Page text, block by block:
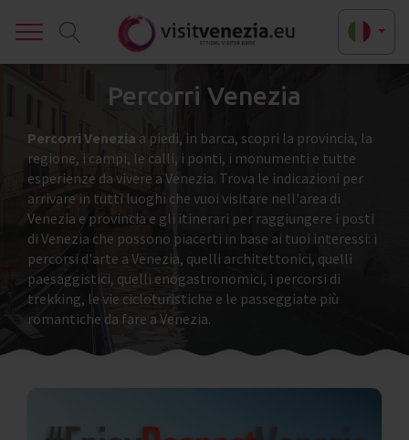
Percorri Venezia
Percorri Venezia a piedi, in barca, scopri la provincia, la
regione, i campi, le calli, i ponti, i monumenti e tutte
esperienze da vivere a Venezia. Trova le indicazioni per
arrivare in tutti luoghi che vuoi visitare nell'area di
Venezia e provincia e gli itinerari per raggiungere i posti
di Venezia che possono piacerti in base ai tuoi interessi: i
percorsi d'arte a Venezia, quelli architettonici, quelli
paesaggistici, quelli enogastronomici, i percorsi di
trekking, le vie cicloturistiche e le passeggiate più
romantiche da fare a Venezia.